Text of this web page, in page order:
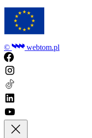
© webtom.pl